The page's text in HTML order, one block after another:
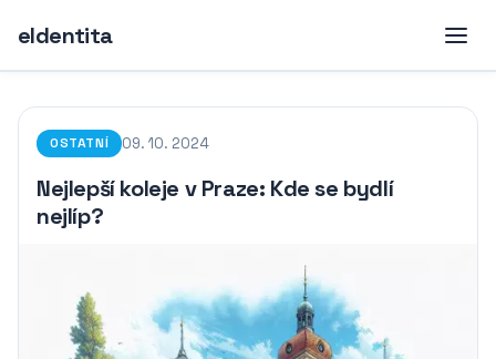
eIdentita
OSTATNÍ 09. 10. 2024
Nejlepší koleje v Praze: Kde se bydlí
nejlíp?